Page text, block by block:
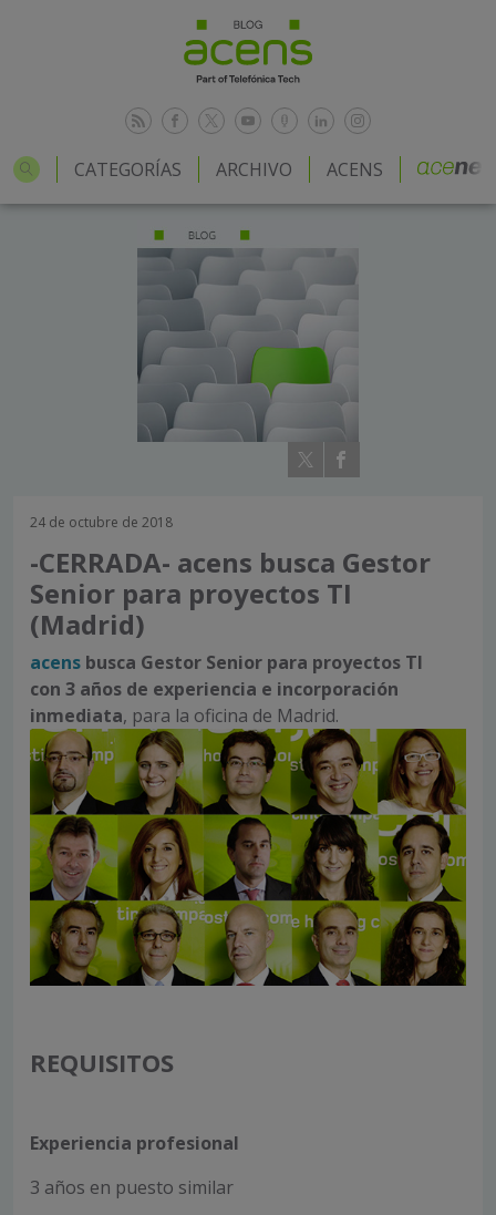
CATEGORÍAS ARCHIVO ACENS
24 de octubre de 2018
-CERRADA- acens busca Gestor
Senior para proyectos TI
(Madrid)
acens busca Gestor Senior para proyectos TI
con 3 años de experiencia e incorporación
inmediata, para la oficina de Madrid.
REQUISITOS
Experiencia profesional
3 años en puesto similar